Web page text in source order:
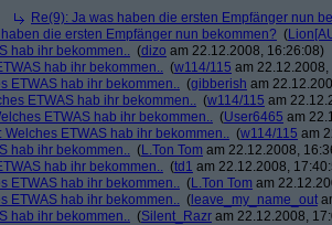
Re(9): Ja was haben die ersten Empfänger nun
die ersten Empfänger nun bekommen? (
hab ihr bekommen.. (dizo am 22.12.2008, 16:26:08)
hab ihr bekommen.. (w114/115 am
ETWAS hab ihr bekommen.. (gibberish am
ETWAS hab ihr bekommen.. (w114/115 am
ETWAS hab ihr bekommen.. (User6465 am
Welches ETWAS hab ihr bekommen.. (w114/115 am
hab ihr bekommen.. (L.Ton Tom am 22.12.2008,
hab ihr bekommen.. (td1 am 22.12.2008,
ETWAS hab ihr bekommen.. (L.Ton Tom am
ETWAS hab ihr bekommen.. ( leave_my_name_out
hab ihr bekommen.. (Silent_Razr am 22.12.2008,